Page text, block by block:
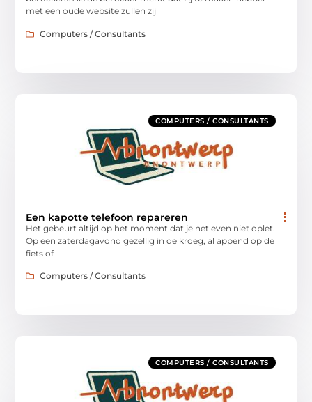
met een oude website zullen zij
Computers / Consultants
COMPUTERS / CONSULTANTS
Een kapotte telefoon repareren
Het gebeurt altijd op het moment dat je net even niet oplet.
Op een zaterdagavond gezellig in de kroeg, al append op de
fiets of
Computers / Consultants
COMPUTERS / CONSULTANTS